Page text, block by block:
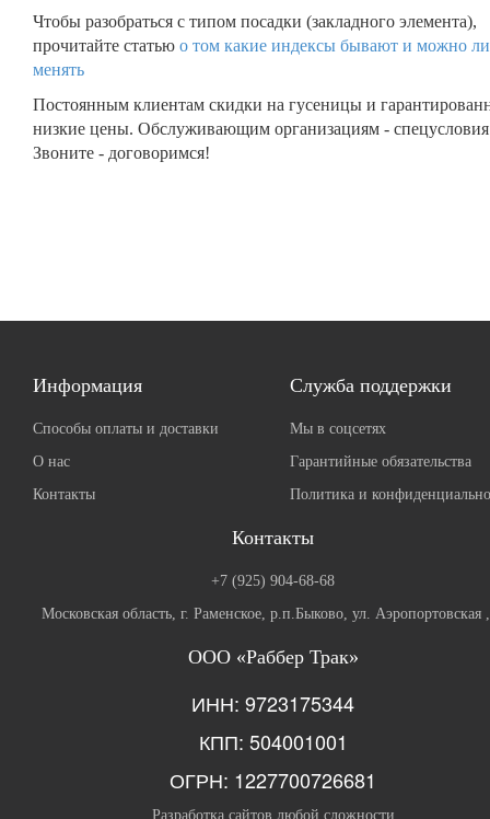
Чтобы разобраться с типом посадки (закладного элемента),
прочитайте статью о том какие индексы бывают и можно
менять
Постоянным клиентам скидки на гусеницы и
низкие цены. Обслуживающим организациям -
Звоните - договоримся!
Информация
Способы оплаты и доставки
О нас
Контакты
Служба поддержки
Мы в соцсетях
Гарантийные обязательства
Политика и
Контакты
+7 (925) 904-68-68
Московская область, г. Раменское, р.п.Быково, ул. Аэропортовская
ООО «Раббер Трак»
ИНН: 9723175344
КПП: 504001001
ОГРН: 1227700726681
Разработка сайтов любой сложности